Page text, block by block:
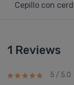
Cepillo con
1 Reviews
5 / 5.0